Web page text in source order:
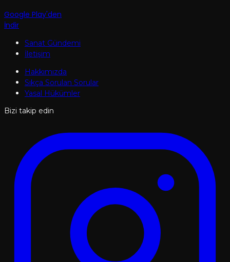
Google Play'den
İndir
Sanat Gündemi
İletişim
Hakkımızda
Sıkça Sorulan Sorular
Yasal Hükümler
Bizi takip edin